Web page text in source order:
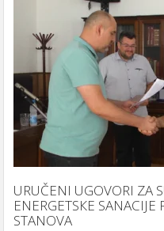
URUČENI UGOVORI ZA
ENERGETSКE
STANOVA